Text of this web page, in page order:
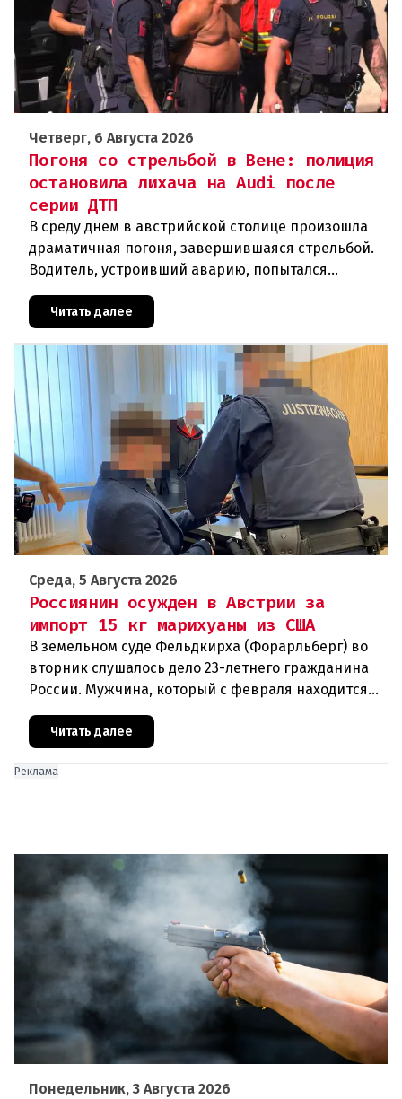
Четверг, 6 Августа 2026
Погоня со стрельбой в Вене: полиция
остановила лихача на Audi после
серии ДТП
В среду днем в австрийской столице произошла
драматичная погоня, завершившаяся стрельбой.
Водитель, устроивший аварию, попытался
скрыться от полиции, спровоцировав несколько
новых столкновений.Что слу
Читать далее
Среда, 5 Августа 2026
Россиянин осужден в Австрии за
импорт 15 кг марихуаны из США
В земельном суде Фельдкирха (Форарльберг) во
вторник слушалось дело 23-летнего гражданина
России. Мужчина, который с февраля находится
под стражей, обвинялся в том, что на протяжении
полугода организо
Читать далее
Реклама
Понедельник, 3 Августа 2026